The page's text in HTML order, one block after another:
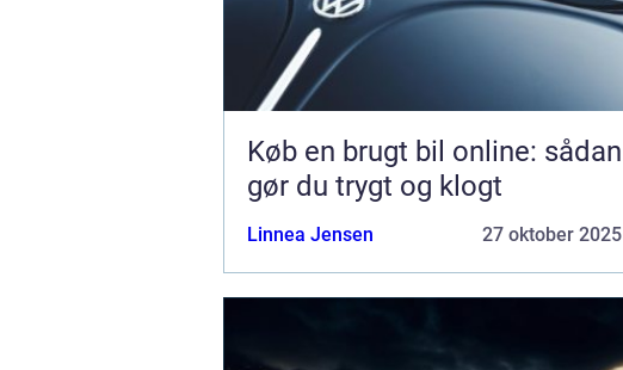
Køb en brugt bil online: sådan
gør du trygt og klogt
Linnea Jensen 27 oktober 2025